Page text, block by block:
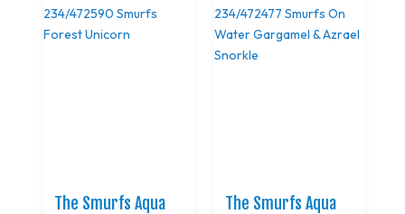
The Smurfs Aqua
The Smurfs Aqua